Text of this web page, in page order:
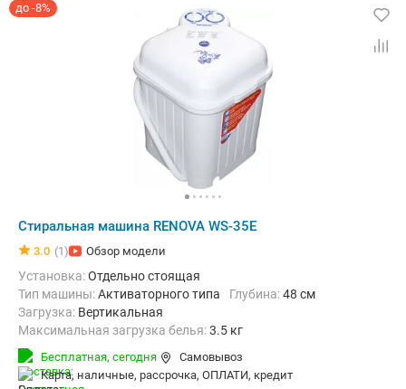
до -8%
Стиральная машина RENOVA WS-35E
3.0 (1) Обзор модели
Установка:Отдельно стоящая
Тип машины:Активаторного типа Глубина:48 см
загрузка: Вертикальная
Максимальная загрузка белья:3.5 кг
Количество программ:
Материал бака:
Пластик
Дополнительные функции:
Звуковой сигнал
Бесплатная, сегодня
Самовывоз
карта, наличные, рассрочка, ОПЛАТИ, кредит